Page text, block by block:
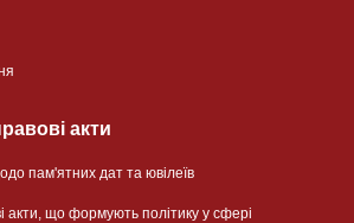
акти
пам'ятних дат та ювілеїв
акти, що формують політику у сфері